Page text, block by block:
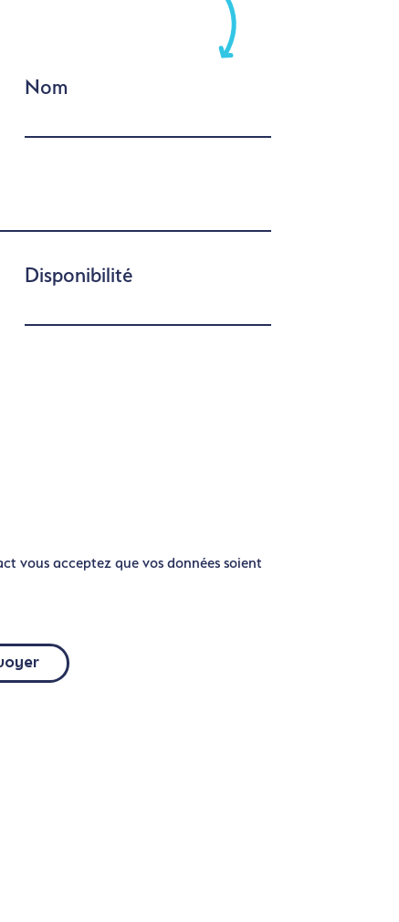
Nom
Disponibilité
vous acceptez que vos données soient